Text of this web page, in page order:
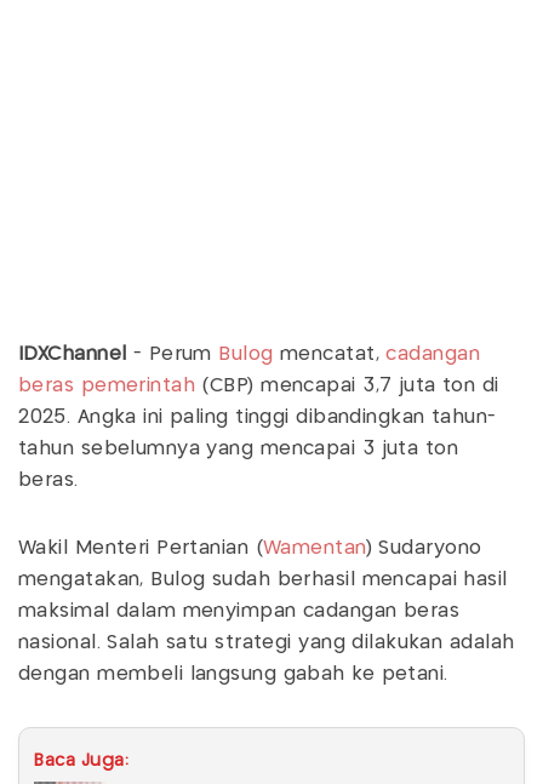
IDXChannel - Perum Bulog mencatat,cadangan
beras pemerintah (CBP) mencapai 3,7 juta ton di
2025. Angka ini paling tinggi dibandingkan tahun-
tahun sebelumnya yang mencapai 3 juta ton
beras.
Wakil Menteri Pertanian (Wamentan) Sudaryono
mengatakan, Bulog sudah berhasil mencapai hasil
maksimal dalam menyimpan cadangan beras
nasional. Salah satu strategi yang dilakukan adalah
dengan membeli langsung gabah ke petani.
Baca Juga: